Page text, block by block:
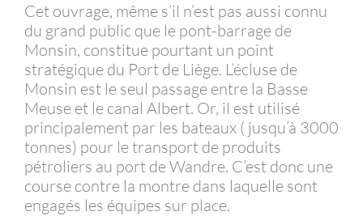
Cet ouvrage, même s’il n’est pas aussi connu
du grand public que le pont-barrage de
Monsin, constitue pourtant un point
stratégique du Port de Liège. L’écluse de
Monsin est le seul passage entre la Basse
Meuse et le canal Albert. Or, il est utilisé
principalement par les bateaux ( jusqu’à 3000
tonnes) pour le transport de produits
pétroliers au port de Wandre. C’est donc une
course contre la montre dans laquelle sont
engagés les équipes sur place.